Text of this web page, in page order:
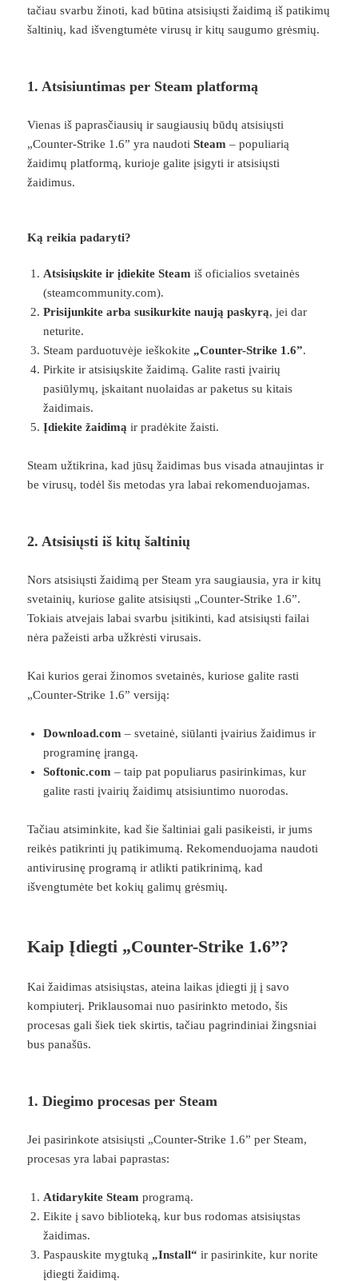
tačiau svarbu žinoti, kad būtina atsisiųsti žaidimą iš patikimų
šaltinių, kad išvengtumėte virusų ir kitų saugumo grėsmių.
1. Atsisiuntimas per Steam platformą
Vienas iš paprasčiausių ir saugiausių būdų atsisiųsti
„Counter-Strike 1.6” yra naudotiSteam – populiarią
žaidimų platformą, kurioje galite įsigyti ir atsisiųsti
žaidimus.
Ką reikia padaryti?
Atsisiųskite ir įdiekite Steam iš oficialios svetainės
(steamcommunity.com).
Prisijunkite arba susikurkite naują paskyrą, jei dar
neturite.
Steam parduotuvėje ieškokite „Counter-Strike 1.6”.
Pirkite ir atsisiųskite žaidimą. Galite rasti įvairių
pasiūlymų, įskaitant nuolaidas ar paketus su kitais
žaidimais.
Įdiekite žaidimą ir pradėkite žaisti.
Steam užtikrina, kad jūsų žaidimas bus visada atnaujintas ir
be virusų, todėl šis metodas yra labai rekomenduojamas.
2. Atsisiųsti iš kitų šaltinių
Nors atsisiųsti žaidimą per Steam yra saugiausia, yra ir kitų
svetainių, kuriose galite atsisiųsti „Counter-Strike 1.6”.
Tokiais atvejais labai svarbu įsitikinti, kad atsisiųsti failai
nėra pažeisti arba užkrėsti virusais.
Kai kurios gerai žinomos svetainės, kuriose galite rasti
„Counter-Strike 1.6” versiją:
Download.com – svetainė, siūlanti įvairius žaidimus ir
programinę įrangą.
Softonic.com – taip pat populiarus pasirinkimas, kur
galite rasti įvairių žaidimų atsisiuntimo nuorodas.
Tačiau atsiminkite, kad šie šaltiniai gali pasikeisti, ir jums
reikės patikrinti jų patikimumą. Rekomenduojama naudoti
antivirusinę programą ir atlikti patikrinimą, kad
išvengtumėte bet kokių galimų grėsmių.
Kaip Įdiegti „Counter-Strike 1.6”?
Kai žaidimas atsisiųstas, ateina laikas įdiegti jį į savo
kompiuterį. Priklausomai nuo pasirinkto metodo, šis
procesas gali šiek tiek skirtis, tačiau pagrindiniai žingsniai
bus panašūs.
1. Diegimo procesas per Steam
Jei pasirinkote atsisiųsti „Counter-Strike 1.6” per Steam,
procesas yra labai paprastas:
Atidarykite Steam programą.
Eikite į savo biblioteką, kur bus rodomas atsisiųstas
žaidimas.
Paspauskite mygtuką „Install“ ir pasirinkite, kur norite
įdiegti žaidimą.